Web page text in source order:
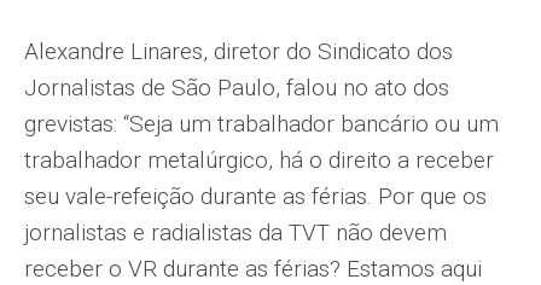
Alexandre Linares, diretor do Sindicato dos
Jornalistas de São Paulo, falou no ato dos
grevistas: “Seja um trabalhador bancário ou um
trabalhador metalúrgico, há o direito a receber
seu vale-refeição durante as férias. Por que os
jornalistas e radialistas da TVT não devem
receber o VR durante as férias? Estamos aqui